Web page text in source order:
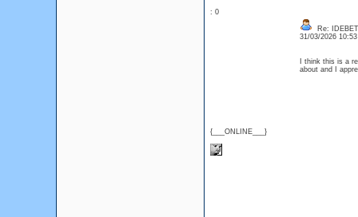
: 0
{___ONLINE___}
Re: IDEBET
31/03/2026
I think this is a
about and I